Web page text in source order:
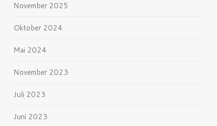
November 2025
Oktober 2024
Mai 2024
November 2023
Juli 2023
Juni 2023